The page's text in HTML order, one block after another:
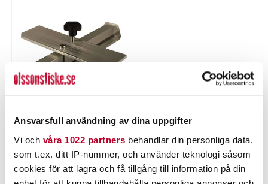
Ansvarsfull användning av dina uppgifter
Vi och våra 1022 partners behandlar din personliga data,
som t.ex. ditt IP-nummer, och använder teknologi såsom
cookies för att lagra och få tillgång till information på din
JKB
Justerbart aktergivarfäste,
No-drill.
Nuvarande pris:
599,00 krTidigare pris :
599,00 kr
695,00 kr